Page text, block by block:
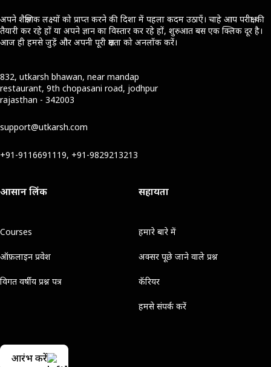
अपने शैक्षणिक लक्ष्यों को प्राप्त करने की दिशा में पहला कदम उठाएँ। चाहे आप परीक्षा की
तैयारी कर रहे हों या अपने ज्ञान का विस्तार कर रहे हों, शुरुआत बस एक क्लिक दूर है।
आज ही हमसे जुड़ें और अपनी पूरी क्षमता को अनलॉक करें।
832, utkarsh bhawan, near mandap
restaurant, 9th chopasani road, jodhpur
rajasthan - 342003
support@utkarsh.com
+91-9116691119, +91-9829213213
आसान लिंक
Courses
ऑफ़लाइन प्रवेश
विगत वर्षीय प्रश्न पत्र
सहायता
हमारे बारे में
अक्सर पूछे जाने वाले प्रश्न
कॅरियर
हमसे संपर्क करें
आरंभ करें